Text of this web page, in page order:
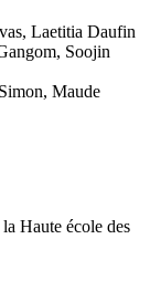
Laetitia Daufin
Soojin
Maude
Haute école des